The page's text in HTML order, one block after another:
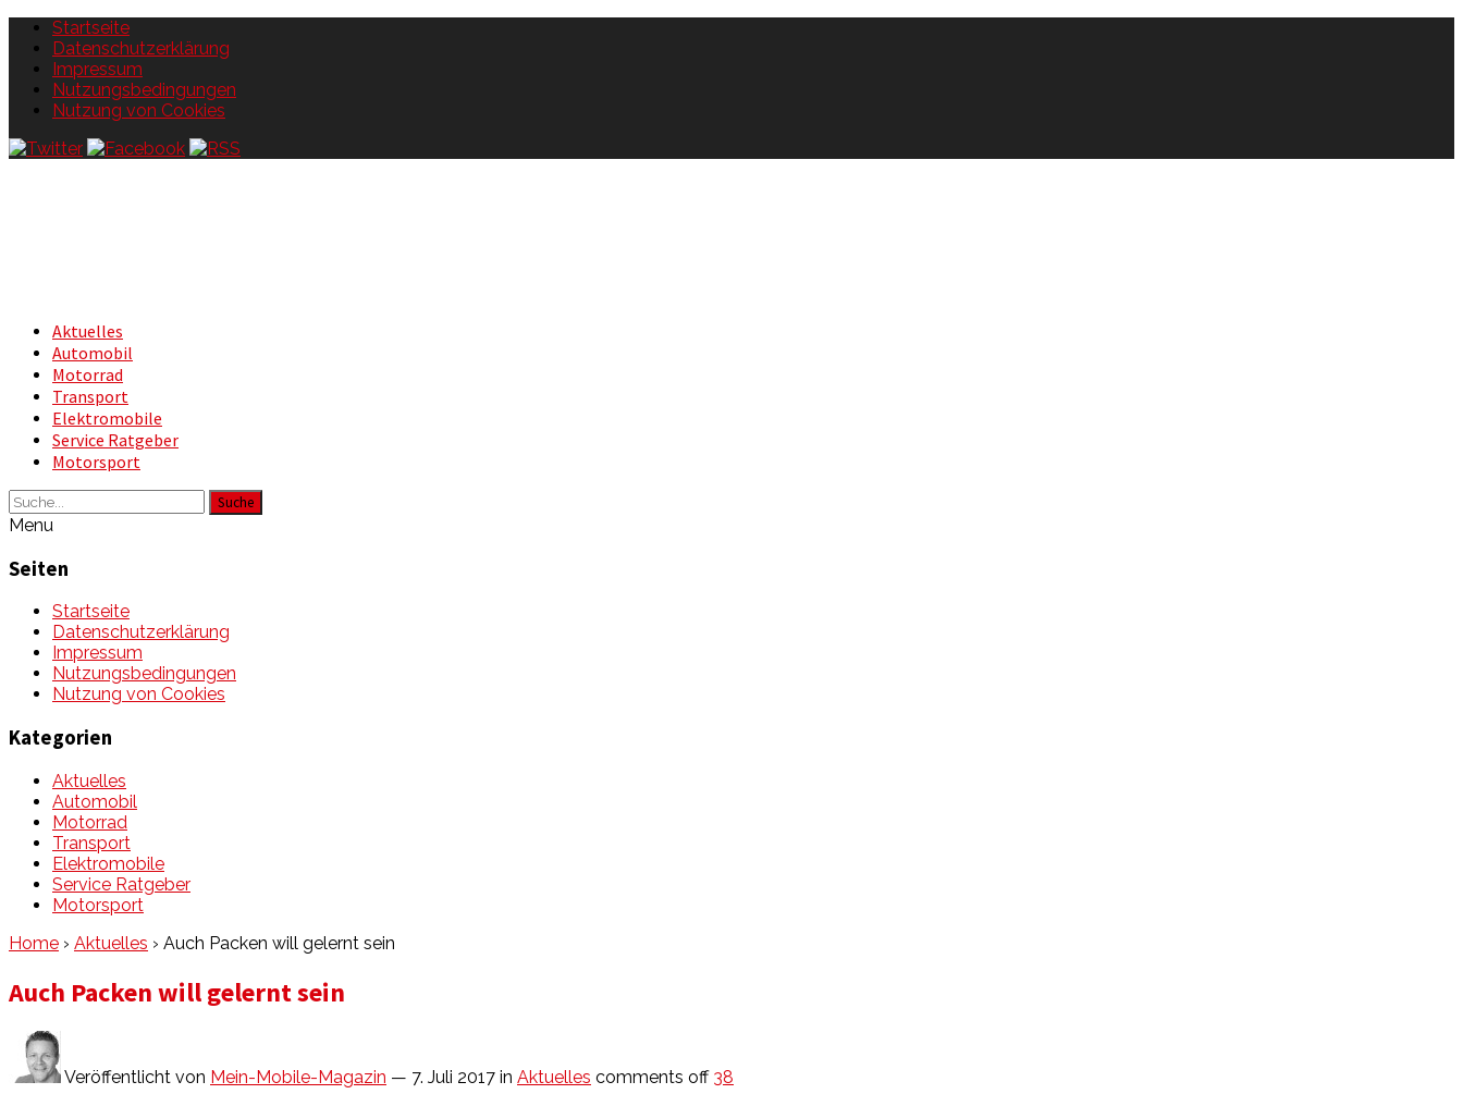
Startseite
Datenschutzerklärung
Impressum
Nutzungsbedingungen
Nutzung von Cookies
Aktuelles
Automobil
Motorrad
Transport
Elektromobile
Service Ratgeber
Motorsport
Suche
Menu
Seiten
Startseite
Datenschutzerklärung
Impressum
Nutzungsbedingungen
Nutzung von Cookies
Kategorien
Aktuelles
Automobil
Motorrad
Transport
Elektromobile
Service Ratgeber
Motorsport
Home › Aktuelles › Auch Packen will gelernt sein
Auch Packen will gelernt sein
Veröffentlicht von Mein-Mobile-Magazin — 7. Juli 2017 in Aktuelles comments off 38